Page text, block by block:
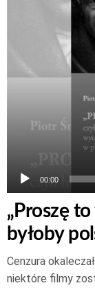
00:00
„Proszę
byłoby
Cenzura
niektóre filmy